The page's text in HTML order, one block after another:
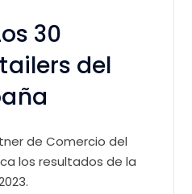
30
del
de Comercio del
los resultados de la